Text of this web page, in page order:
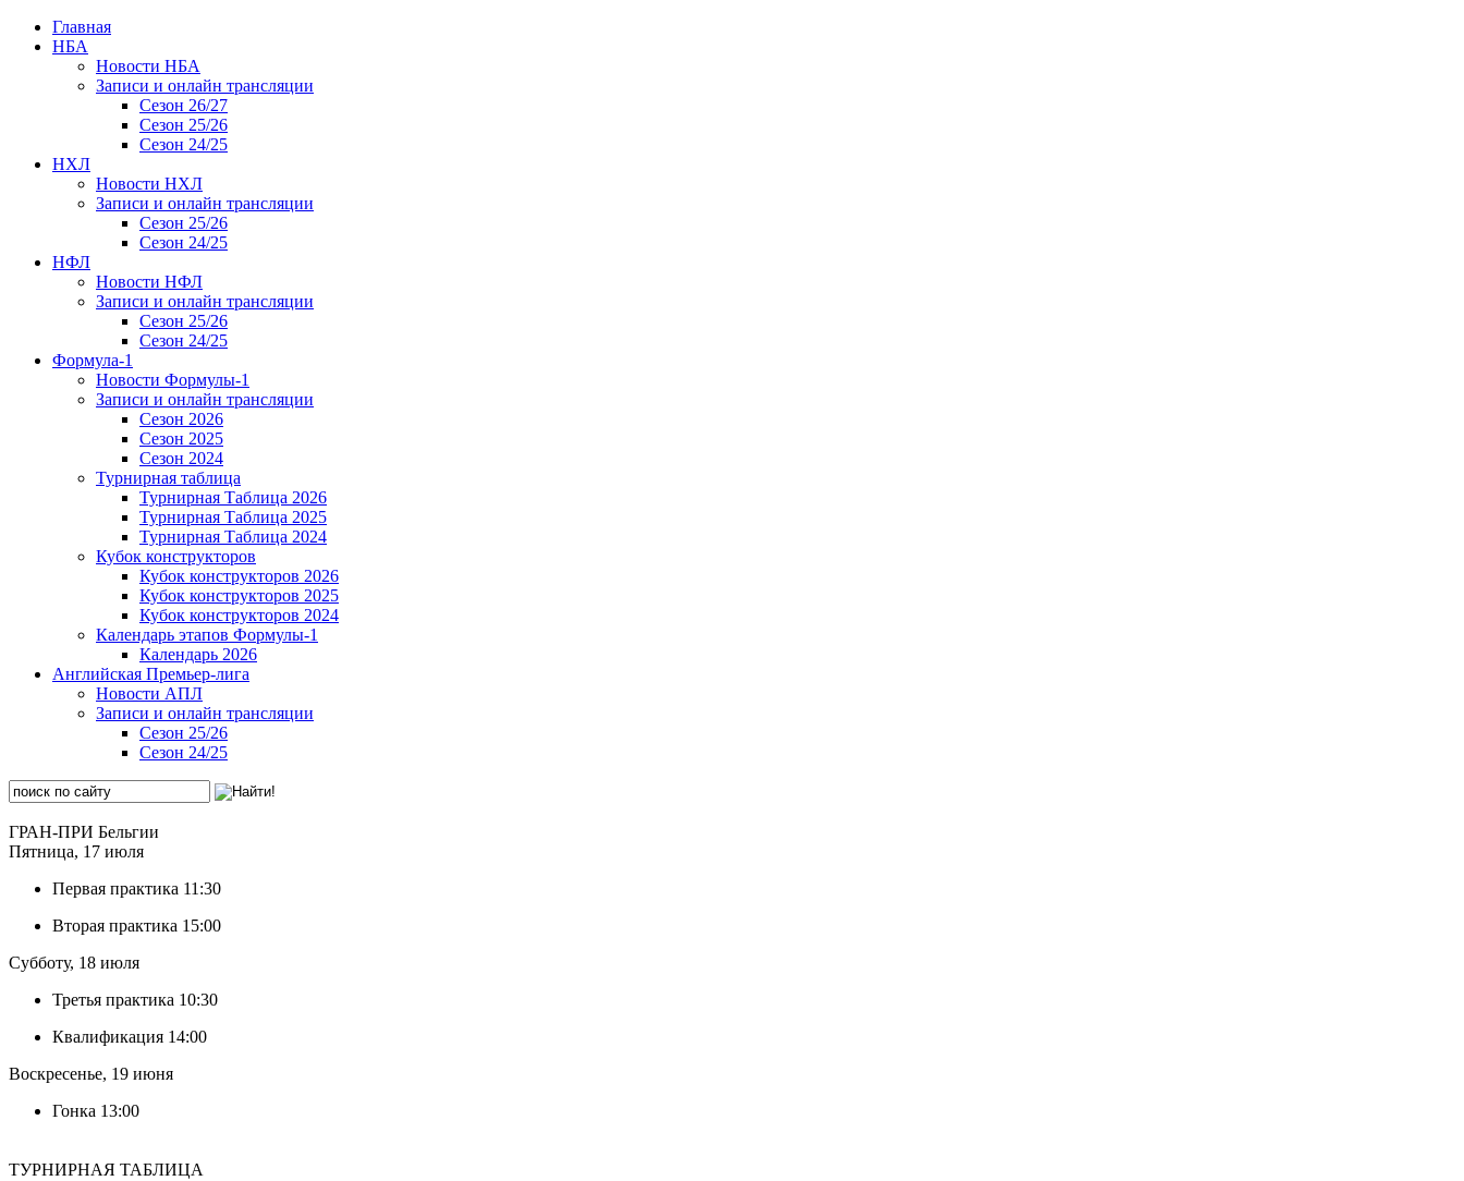
Главная
НБА
Новости НБА
Записи и онлайн трансляции
Сезон 26/27
Сезон 25/26
Сезон 24/25
НХЛ
Новости НХЛ
Записи и онлайн трансляции
Сезон 25/26
Сезон 24/25
НФЛ
Новости НФЛ
Записи и онлайн трансляции
Сезон 25/26
Сезон 24/25
Формула-1
Новости Формулы-1
Записи и онлайн трансляции
Сезон 2026
Сезон 2025
Сезон 2024
Турнирная таблица
Турнирная Таблица 2026
Турнирная Таблица 2025
Турнирная Таблица 2024
Кубок конструкторов
Кубок конструкторов 2026
Кубок конструкторов 2025
Кубок конструкторов 2024
Календарь этапов Формулы-1
Календарь 2026
Английская Премьер-лига
Новости АПЛ
Записи и онлайн трансляции
Сезон 25/26
Сезон 24/25
ГРАН-ПРИ Бельгии
Пятница, 17 июля
Первая практика 11:30
Вторая практика 15:00
Субботу, 18 июля
Третья практика 10:30
Квалификация 14:00
Воскресенье, 19 июня
Гонка 13:00
ТУРНИРНАЯ ТАБЛИЦА